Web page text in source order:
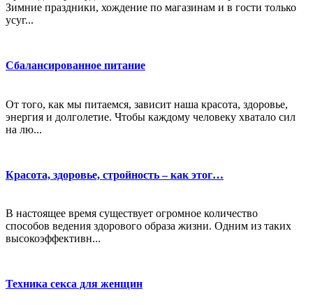
Зимние праздники, хождение по магазинам и в гости только
усуг...
Сбалансированное питание
От того, как мы питаемся, зависит наша красота, здоровье,
энергия и долголетие. Чтобы каждому человеку хватало сил
на лю...
Красота, здоровье, стройность – как этог…
В настоящее время существует огромное количество
способов ведения здорового образа жизни. Одним из таких
высокоэффективн...
Техника секса для женщин